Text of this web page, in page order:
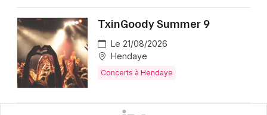
TxinGoody Summer 9
Le 21/08/2026
Hendaye
Concerts à Hendaye